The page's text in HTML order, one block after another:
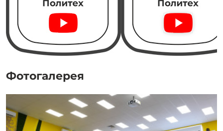
Фотогалерея